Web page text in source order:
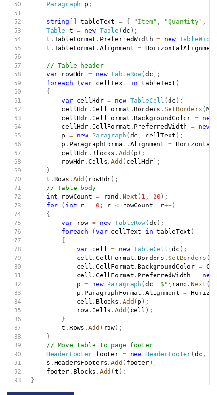
Paragraph p ;
string tableText = { "Item" , "Quantity" ,
Table t = new Table ( dc ) ;
    t
. TableFormat . PreferredWidth = new
    t
. TableFormat . Alignment =
// Table header
var rowHdr = new TableRow( dc ) ;
foreach
(var cellText in tableText )
{
var cellHdr = new TableCell (dc ) ;
        cellHdr
. CellFormat . Borders . SetBorders (
        cellHdr
. CellFormat . BackgroundColor =
new
        cellHdr
. CellFormat . PreferredWidth = new
        p
= new Paragraph ( dc , cellText ) ;
        p
. ParagraphFormat . Alignment =
        cellHdr
. Blocks . Add ( p ) ;
        rowHdr
.Cells .Add ( cellHdr) ;
}
    t
. Rows . Add ( rowHdr ) ;
// Table body
int rowCount = rand . Next ( 1 , 20 ) ;
for
( int r = 0 ; r < rowCount ; r++)
{
var row = new TableRow( dc ) ;
foreach
( var cellText in tableText )
{
var cell = new TableCell ( dc ) ;
            cell
. CellFormat . Borders . SetBorders (
            cell
. CellFormat . BackgroundColor =
            cell
. CellFormat . PreferredWidth =
new
            p
= new Paragraph ( dc , $" { rand .Next (
            p
. ParagraphFormat . Alignment =
            cell
. Blocks . Add ( p ) ;
            row
. Cells .Add ( cell ) ;
}
        t
. Rows .Add ( row ) ;
}
// Move table to page footer
HeaderFooter footer = new HeaderFooter(dc ,
    s
. HeadersFooters .Add ( footer) ;
    footer
. Blocks . Add (t ) ;
}